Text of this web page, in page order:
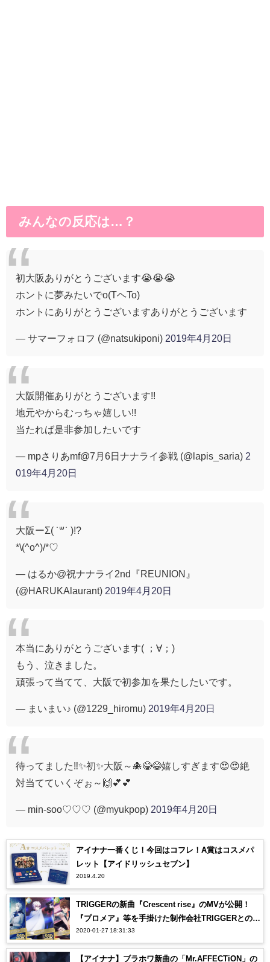
みんなの反応は…？
初大阪ありがとうございます😭😭😭
ホントに夢みたいでo(TヘTo)
ホントにありがとうございますありがとうございます
— サマーフォロフ (@natsukiponi) 2019年4月20日
大阪開催ありがとうございます!!
地元やからむっちゃ嬉しい!!
当たれば是非参加したいです
— mpさりあmf@7月6日ナナライ参戦 (@lapis_saria) 2
019年4月20日
大阪ーΣ( ˙꒳​˙ )!?
*\(^o^)/*♡
— はるか@祝ナナライ2nd『REUNION』
(@HARUKAlaurant) 2019年4月20日
本当にありがとうございます( ；∀；)
もう、泣きました。
頑張って当てて、大阪で初参加を果たしたいです。
— まいまい♪ (@1229_hiromu) 2019年4月20日
待ってました‼✨初✨大阪～🐙😂😂嬉しすぎます😍😍絶
対当てていくぞぉ～🙌💕💕
— min-soo♡♡♡ (@myukpop) 2019年4月20日
アイナナ一番くじ！今回はコフレ！A賞はコスメパ
レット【アイドリッシュセブン】
2019.4.20
TRIGGERの新曲『Crescent rise』のMVが公開！
『プロメア』等を手掛けた制作会社TRIGGERとのコ
ラボにオタク感涙…【アイナナ】
2020-01-27 18:31:33
【アイナナ】ブラホワ新曲の「Mr.AFFECTiON」の